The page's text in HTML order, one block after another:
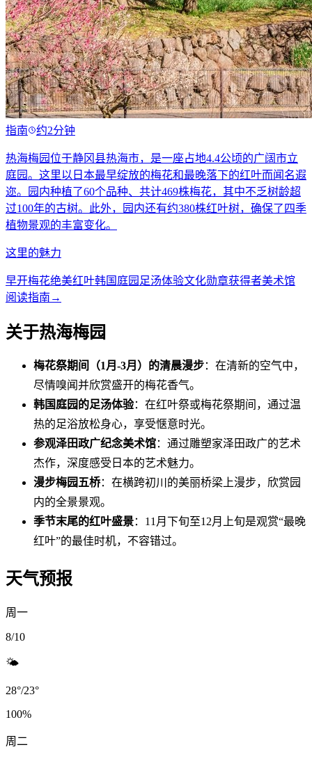
指南 约2分钟
热海梅园位于静冈县热海市，是一座占地4.4公顷的广阔市立
庭园。这里以日本最早绽放的梅花和最晚落下的红叶而闻名遐
迩。园内种植了60个品种、共计469株梅花，其中不乏树龄超
过100年的古树。此外，园内还有约380株红叶树，确保了四季
植物景观的丰富变化。
这里的魅力
早开梅花绝美红叶韩国庭园 足汤体验文化勋章获得者美术馆
阅读指南 →
关于热海梅园
梅花祭期间（1月-3月）的清晨漫步：在清新的空气中，
尽情嗅闻并欣赏盛开的梅花香气。
韩国庭园的足汤体验：在红叶祭或梅花祭期间，通过温
热的足浴放松身心，享受惬意时光。
参观泽田政广纪念美术馆：通过雕塑家泽田政广的艺术
杰作，深度感受日本的艺术魅力。
漫步梅园五桥：在横跨初川的美丽桥梁上漫步，欣赏园
内的全景景观。
季节末尾的红叶盛景：11月下旬至12月上旬是观赏“最晚
红叶”的最佳时机，不容错过。
天气预报
周一
8/10
🌤️
28°/23°
100%
周二